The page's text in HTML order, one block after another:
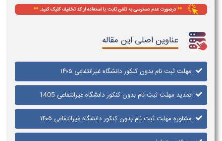
عناوین اصلی این مقاله
مهلت ثبت نام بدون کنکور دانشگاه غیرانتفاعی ۱۴۰۵​
تمدید مهلت ثبت نام بدون کنکور دانشگاه غیرانتفاعی 1405
مشاوره مهلت ثبت نام بدون کنکور دانشگاه غیرانتفاعی ۱۴۰۵​